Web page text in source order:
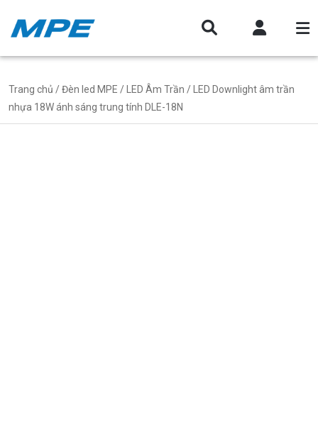
Trang chủ /Đèn led MPE / LED Âm Trần / LED Downlight âm trần
nhựa 18W ánh sáng trung tính DLE-18N